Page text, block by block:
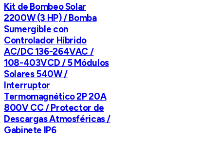
Kit de Bombeo Solar
2200W (3 HP) / Bomba
Sumergible con
Controlador Híbrido
AC/DC 136-264VAC /
108-403VCD / 5 Módulos
Solares 540W /
Interruptor
Termomagnético 2P 20A
800V CC / Protector de
Descargas Atmosféricas /
Gabinete IP6